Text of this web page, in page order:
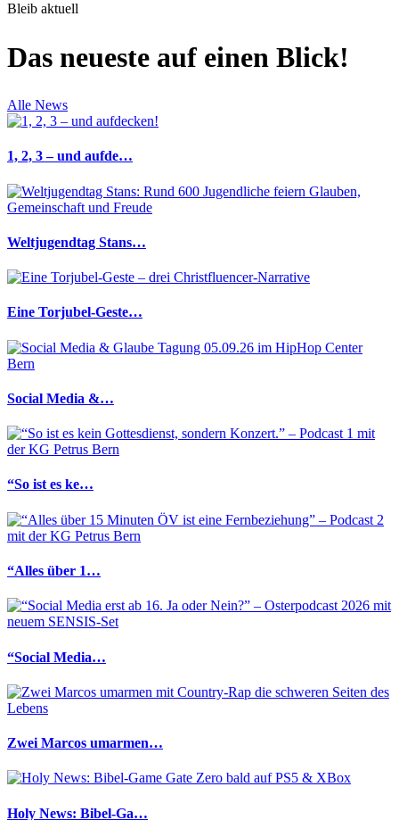
Bleib aktuell
Das neueste auf einen Blick!
Alle News
1, 2, 3 – und aufde…
Weltjugendtag Stans…
Eine Torjubel-Geste…
Social Media &…
“So ist es ke…
“Alles über 1…
“Social Media…
Zwei Marcos umarmen…
Holy News: Bibel-Ga…